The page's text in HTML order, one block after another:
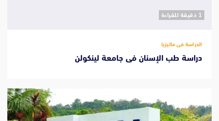
‫1 دقيقة للقراءة
الدراسة فى ماليزيا
دراسة طب الإسنان فى جامعة لينكولن